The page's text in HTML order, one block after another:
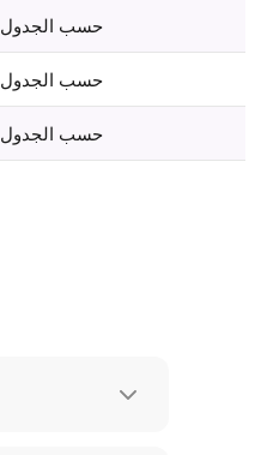
حسب الجدول
حسب الجدول
حسب الجدول